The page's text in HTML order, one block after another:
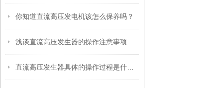
你知道直流高压发电机该怎么保养吗？
浅谈直流高压发生器的操作注意事项